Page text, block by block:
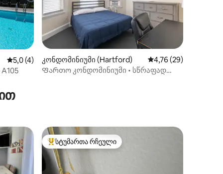
საშუალო შეფასებაა 5‑დან 5,0, 4 მიმოხილვა
5,0 (4)
კონდომინიუმი (Hartford) საშუალო შეფასებაა
4,76 (29)
Ფართო კონდომინიუმი • სწრაფად
სტუმართა რჩეული მოწინავე ვარიანტი
სტუმართა რჩეული